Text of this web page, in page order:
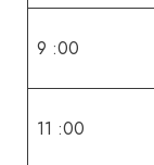
9 :00
11 :00